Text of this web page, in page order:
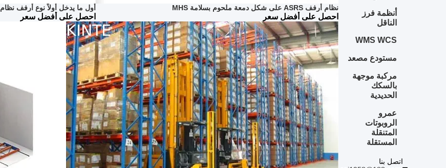
أنظمة فرز
الناقل
WMS WCS
مستودع مصعد
مركبة موجهة
بالسكك
الحديدية
عمرو
الروبوتات
المتنقلة
المستقلة
اتصل بنا
نظام أرفف ASRS على شكل دمعة ملحوم بسلامة MHS
احصل على أفضل سعر
أول ما يدخل أولاً نوع أرفف نظام ASRS أرفف تدفق الكرتون
احصل على أفضل سعر